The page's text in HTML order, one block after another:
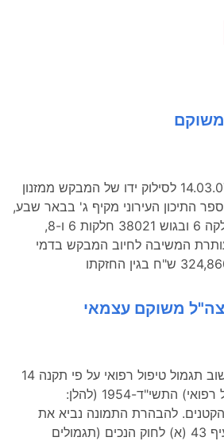
עסקינן בתביעה מיום 14.03.07 לסילוק ידו של המבקש ממזנון
התיכון העירוני מקיף ג' בבאר שבע,
המצוי בגוש 38020 חלקה 6 ובגוש 38021 חלקות 6 ו-8,
"המושכר"). כן עותרת המשיבה לחיוב המבקש בדמי
משוקם עצמאי
נושא ערעור זה הוא חישוב תגמול טיפול רפואי על פי תקנה 14
א לתקנות הנכים (טיפול רפואי) התשי"ד-1954 (להלן:
להבהרת התמונה נביא את
החקיקה הרלוונטית. סעיף 43 (א) לחוק הנכים (תגמולים